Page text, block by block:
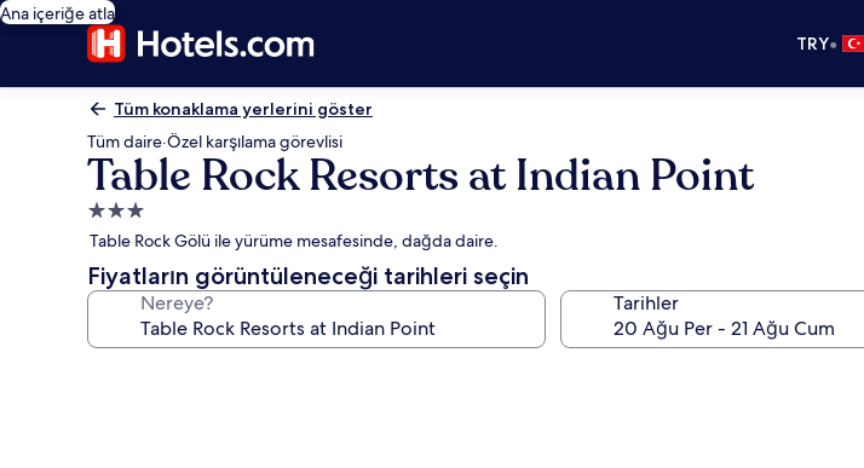
Ana içeriğe atla
TRY•
Tüm konaklama yerlerini göster
Tüm daire·Özel karşılama görevlisi
Table Rock Resorts at Indian Point
3.0
yıldızlı
konaklama
yeri
Table Rock Gölü ile yürüme mesafesinde, dağda daire.
Fiyatların görüntüleneceği tarihleri seçin
Nereye? Tarihler